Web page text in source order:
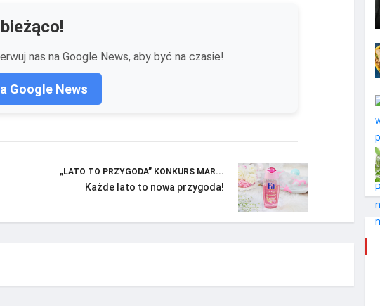
nas na Google News, aby być na czasie!
Google News
„LATO TO PRZYGODA” KONKURS MAR...
Każde lato to nowa przygoda!